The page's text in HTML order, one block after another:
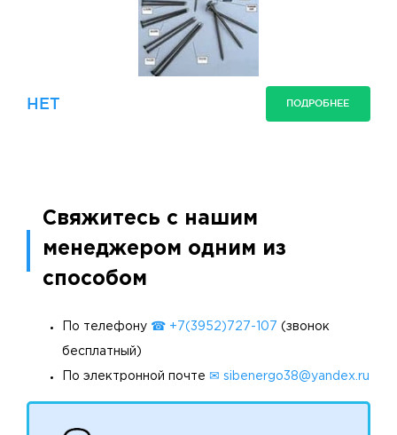
НЕТ ПОДРОБНЕЕ
Свяжитесь с нашим
менеджером одним из
способом
По телефону ☎ +7(3952)727-107 (звонок
бесплатный)
По электронной почте ✉ sibenergo38@yandex.ru